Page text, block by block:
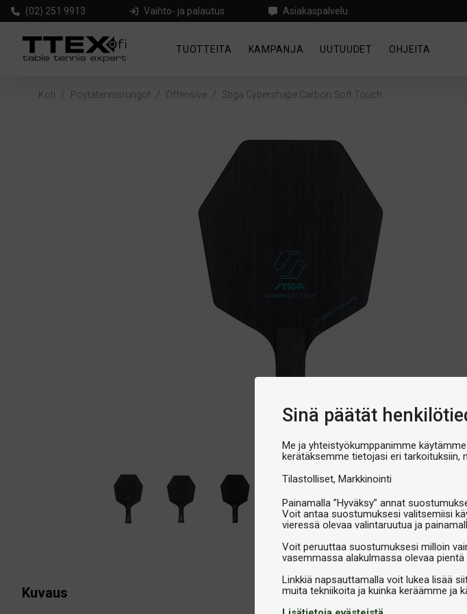
Sinä päätät
Me ja yhteistyökumppanimme
kerätäksemme tietojasi eri tarkoituksiin,
Tilastolliset Markkinointi
Painamalla ”Hyväksy” annat
Voit antaa suostumuksesi valitsemiisi
vieressä olevaa valintaruutua ja
Voit peruuttaa suostumuksesi milloin
vasemmassa alakulmassa olevaa pientä
Linkkiä napsauttamalla voit lukea lisää
(02) 251 9913 Vaihto- ja palautus Asiakaspalvelu
TUOTTEITA KAMPANJA UUTUUDET OHJEITA
Koti / Pöytätennisrungot / Offensive / Stiga Cybershape Carbon Soft Touch
Kuvaus